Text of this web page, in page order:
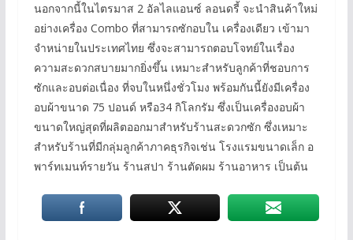
นอกจากนี้ในไตรมาส 2 อัลไลแอนซ์ ลอนดรี้ จะนำสินค้าใหม่
อย่างเครื่อง Combo ที่สามารถซักอบใน เครื่องเดียว เข้ามา
จำหน่ายในประเทศไทย ซึ่งจะสามารถตอบโจทย์ในเรื่อง
ความสะดวกสบายมากยิ่งขึ้น เหมาะสำหรับลูกค้าที่ชอบการ
ซักและอบต่อเนื่อง ที่จบในหนึ่งชั่วโมง พร้อมกันนี้ยังมีเครื่อง
อบผ้าขนาด 75 ปอนด์ หรือ34 กิโลกรัม ซึ่งเป็นเครื่องอบผ้า
ขนาดใหญ่สุดที่ผลิตออกมาสำหรับร้านสะดวกซัก ซึ่งเหมาะ
สำหรับร้านที่มีกลุ่มลูกค้าภาคธุรกิจเช่น โรงแรมขนาดเล็ก อ
พาร์ทเมนท์รายวัน ร้านสปา ร้านตัดผม ร้านอาหาร เป็นต้น